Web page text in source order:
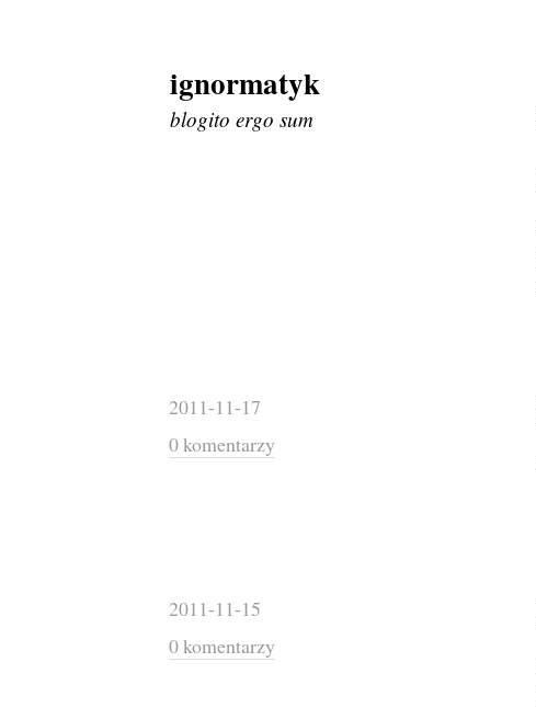
Skip
to
content
ignormatyk
blogito ergo sum
2011-11-17
0 komentarzy
2011-11-15
0 komentarzy